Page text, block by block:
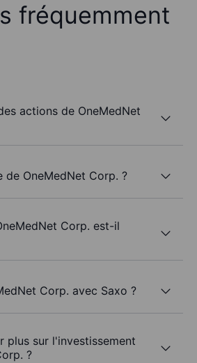
fréquemment
actions de OneMedNet
de OneMedNet Corp. ?
Corp. est-il
Corp. avec Saxo ?
plus sur l'investissement
?